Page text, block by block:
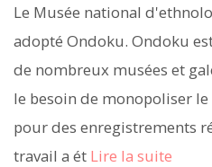
Le Musée national
adopté Ondoku. Ondoku
de nombreux musées et
le besoin de monopoliser
pour des enregistrements
travail a ét Lire la suite